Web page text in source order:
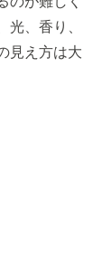
、香り、
見え方は大